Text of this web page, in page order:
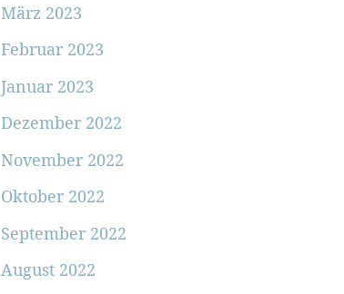
März 2023
Februar 2023
Januar 2023
Dezember 2022
November 2022
Oktober 2022
September 2022
August 2022